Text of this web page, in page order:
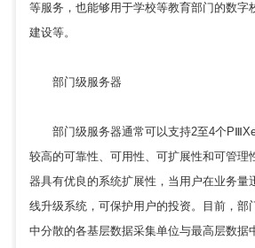
等服务，也能够用于学校等教育部门的数字
建设等。
部门级服务器
部门级服务器通常可以支持2至4个
较高的可靠性、可用性、可扩展性和可管理
器具有优良的系统扩展性，当用户在业务量
线升级系统，可保护用户的投资。目前，部
中分散的各基层数据采集单位与最高层数据